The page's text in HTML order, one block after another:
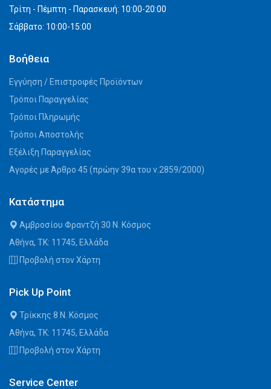
Τρίτη - Πέμπτη - Παρασκευή: 10:00-20:00
Σάββατο: 10:00-15:00
Βοήθεια
Εγγύηση / Επιστροφές Προϊόντων
Τρόποι Παραγγελίας
Τρόποι Πληρωμής
Τρόποι Αποστολής
Εξέλιξη Παραγγελίας
Αγορές με Άρθρο 45 (πρώην 39α του ν.2859/2000)
Κατάστημα
Αμβροσίου Φραντζή 30 Ν. Κόσμος
Αθήνα, ΤΚ: 11745, Ελλάδα
Προβολή στον Χάρτη
Pick Up Point
Τρίκκης 8 Ν. Κόσμος
Αθήνα, ΤΚ: 11745, Ελλάδα
Προβολή στον Χάρτη
Service Center